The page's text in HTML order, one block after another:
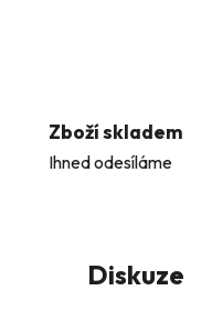
Zboží skladem
Ihned odesíláme
Diskuze